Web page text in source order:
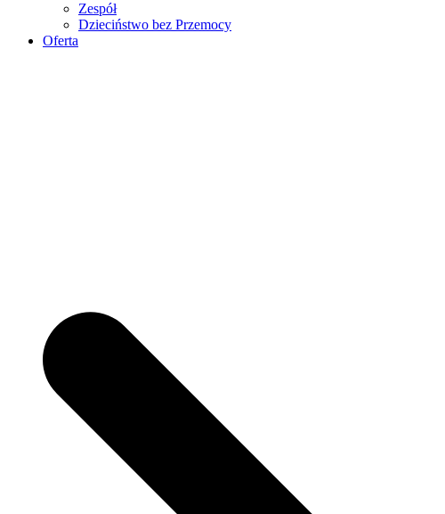
Zespół
Dzieciństwo bez Przemocy
Oferta